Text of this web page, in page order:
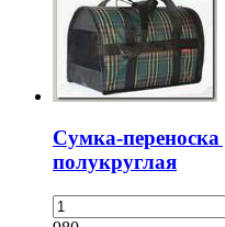
Сумка-
полукруглая